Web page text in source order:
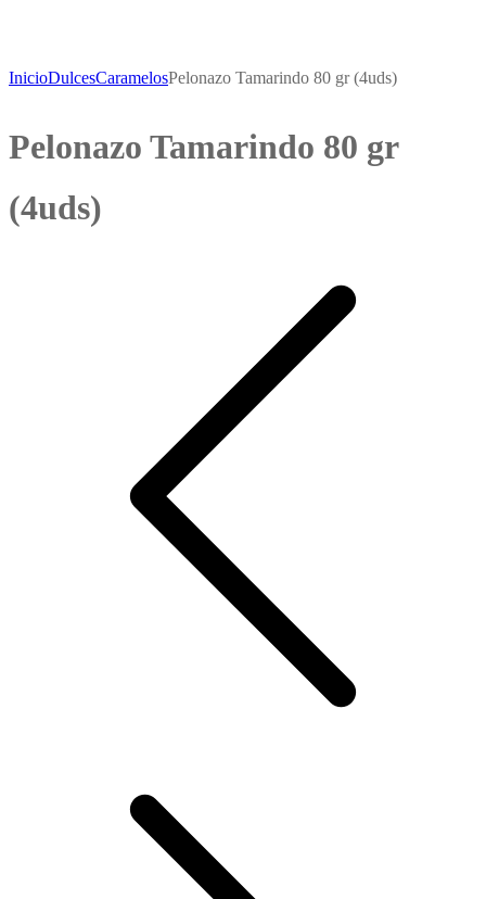
InicioDulcesCaramelosPelonazo Tamarindo 80 gr (4uds)
Pelonazo Tamarindo 80 gr
(4uds)